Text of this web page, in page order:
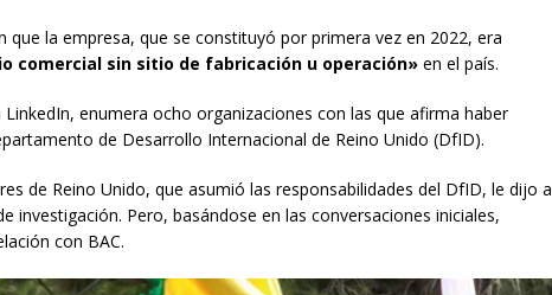
que la empresa, que se constituyó por primera vez en 2022, era
comercial sin sitio de fabricación u operación» en el país.
enumera ocho organizaciones con las que afirma haber
de Desarrollo Internacional de Reino Unido (DfID).
de Reino Unido, que asumió las responsabilidades del DfID, le dijo a
investigación. Pero, basándose en las conversaciones iniciales,
con BAC.